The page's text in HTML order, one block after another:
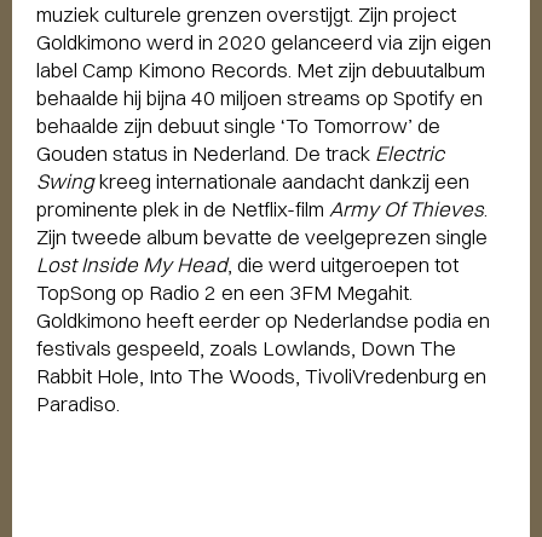
muziek culturele grenzen overstijgt. Zijn project
Goldkimono werd in 2020 gelanceerd via zijn eigen
label Camp Kimono Records. Met zijn debuutalbum
behaalde hij bijna 40 miljoen streams op Spotify en
behaalde zijn debuut single ‘To Tomorrow’ de
Gouden status in Nederland. De track Electric
Swingkreeg internationale aandacht dankzij een
prominente plek in de Netflix-film Army Of Thieves
Zijn tweede album bevatte de veelgeprezen single
Lost Inside My Head, die werd uitgeroepen tot
TopSong op Radio 2 en een 3FM Megahit.
Goldkimono heeft eerder op Nederlandse podia en
festivals gespeeld, zoals Lowlands, Down The
Rabbit Hole, Into The Woods, TivoliVredenburg en
Paradiso.